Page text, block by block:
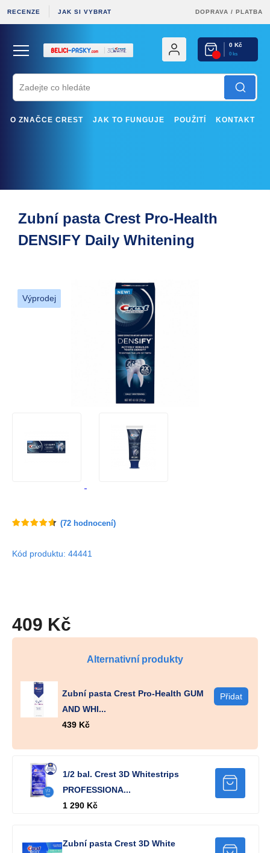
RECENZE JAK SI VYBRAT DOPRAVA / PLATBA
0 Kč
0 ks
O ZNAČCE CREST JAK TO FUNGUJE POUŽITÍ KONTAKT
Zubní pasta Crest Pro-Health
DENSIFY Daily Whitening
Výprodej
(72 hodnocení)
Kód produktu: 44441
409 Kč
Alternativní produkty
Zubní pasta Crest Pro-Health GUM
AND WHI...
439 Kč
1/2 bal. Crest 3D Whitestrips
PROFESSIONA...
1 290 Kč
Zubní pasta Crest 3D White